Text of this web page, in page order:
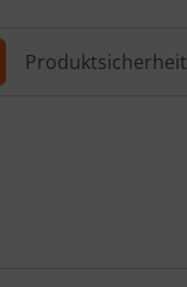
Produktsicherheit